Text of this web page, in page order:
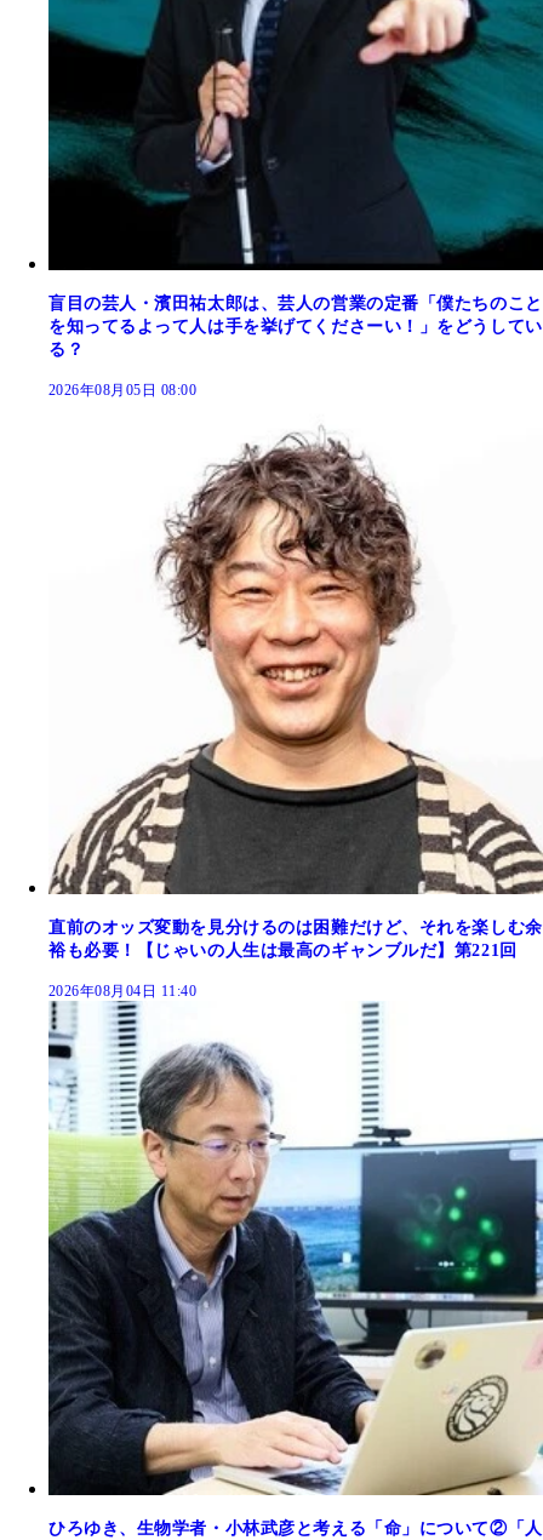
盲目の芸人・濱田祐太郎は、芸人の営業の定番「僕たちのこと
を知ってるよって人は手を挙げてくださーい！」をどうしてい
る？
2026年08月05日 08:00
直前のオッズ変動を見分けるのは困難だけど、それを楽しむ余
裕も必要！【じゃいの人生は最高のギャンブルだ】第221回
2026年08月04日 11:40
ひろゆき、生物学者・小林武彦と考える「命」について②「人